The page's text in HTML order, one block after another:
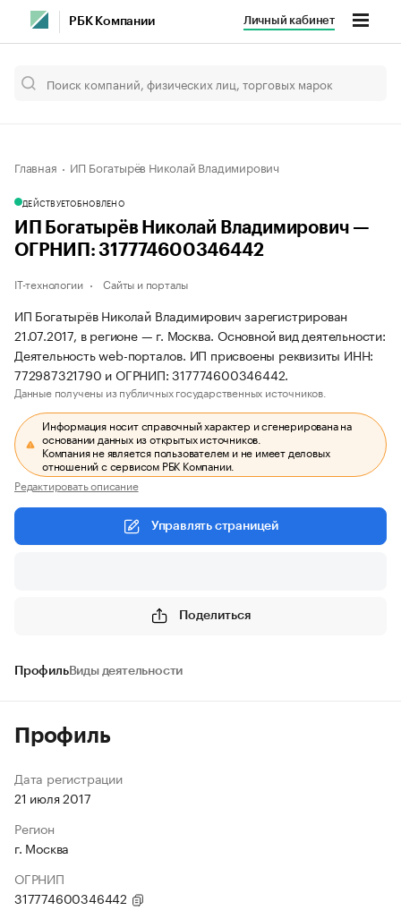
РБК Компании Личный кабинет
Главная ИП Богатырёв Николай Владимирович
ДЕЙСТВУЕТОБНОВЛЕНО
ИП Богатырёв Николай Владимирович —
ОГРНИП: 317774600346442
IT-технологии Сайты и порталы
ИП Богатырёв Николай Владимирович зарегистрирован
21.07.2017, в регионе — г. Москва. Основной вид деятельности:
Деятельность web-порталов. ИП присвоены реквизиты ИНН:
772987321790 и ОГРНИП: 317774600346442.
Данные получены из публичных государственных источников.
Информация носит справочный характер и сгенерирована на
основании данных из открытых источников.
Компания не является пользователем и не имеет деловых
отношений с сервисом РБК Компании.
Редактировать описание
Управлять страницей
Поделиться
ПрофильВиды деятельности
Профиль
Дата регистрации
21 июля 2017
Регион
г. Москва
ОГРНИП
317774600346442